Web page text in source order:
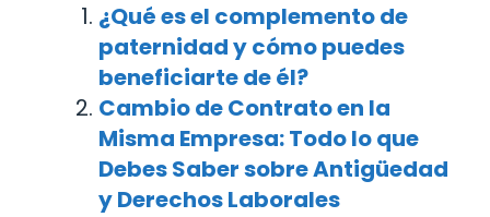
¿Qué es el complemento de
paternidad y cómo puedes
beneficiarte de él?
Cambio de Contrato en la
Misma Empresa: Todo lo que
Debes Saber sobre Antigüedad
y Derechos Laborales